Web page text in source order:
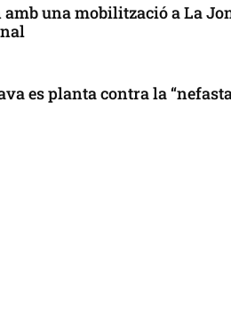
amb una mobilització a La
es planta contra la